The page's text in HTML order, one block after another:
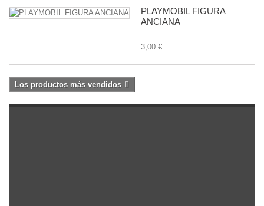
PLAYMOBIL FIGURA
ANCIANA
3,00 €
Los productos más vendidos